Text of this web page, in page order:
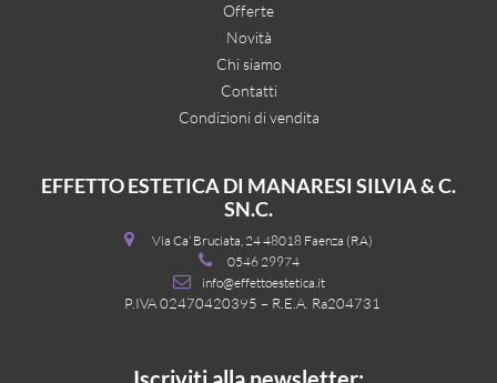
Offerte
Novità
Chi siamo
Contatti
Condizioni di vendita
EFFETTO ESTETICA DI MANARESI SILVIA & C.
SN.C.
Via Ca’ Bruciata, 24 48018 Faenza (RA)
0546 29974
info@effettoestetica.it
P.IVA 02470420395 – R.E.A. Ra204731